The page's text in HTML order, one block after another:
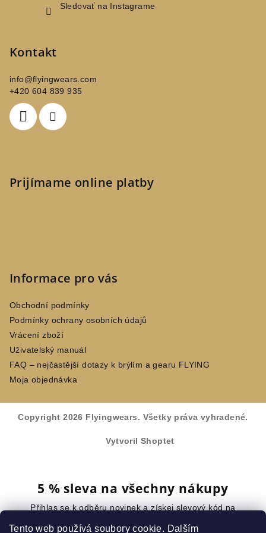
Tento web používá soubory cookie. Dalším
Sledovať na Instagrame
Kontakt
info@flyingwears.com
+420 604 839 935
Prijímame online platby
Informace pro vás
Obchodní podmínky
Podmínky ochrany osobních údajů
Vrácení zboží
Uživatelský manuál
FAQ – nejčastější dotazy k brýlím a gearu FLYING
Moja objednávka
Copyright 2026 Flyingwears. Všetky práva vyhradené.
Vytvoril Shoptet
5 % sleva na všechny nákupy
Přihlas se k odběru novinek a získej slevový kód na